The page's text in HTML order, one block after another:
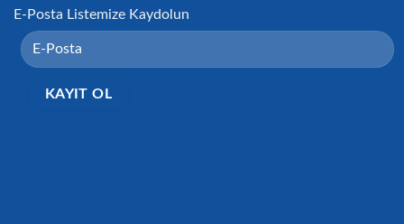
E-Posta Listemize Kaydolun